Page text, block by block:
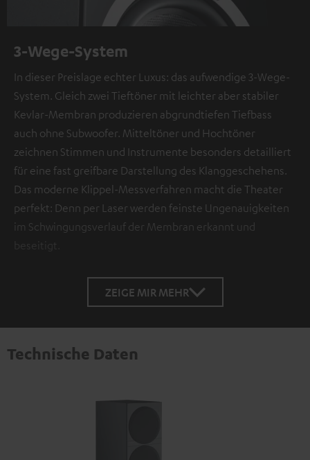
3-Wege-System
In dieser Preislage echter Luxus: das aufwendige 3-Wege-
System. Gleich zwei Tieftöner mit leichter aber stabiler
Kevlar-Membran produzieren abgrundtiefen Tiefbass
auch ohne Subwoofer. Mitteltöner und Hochtöner
zeichnen Stimmen und Instrumente besonders detailliert
für eine fast greifbare Darstellung des Klanggeschehens.
Das moderne Klippel-Messverfahren macht die Theater
perfekt: Denn per Laser werden feinste Ungenauigkeiten
im Schwingungsverlauf der Membran erkannt und
ZEIGE MIR MEHR
Technische Daten